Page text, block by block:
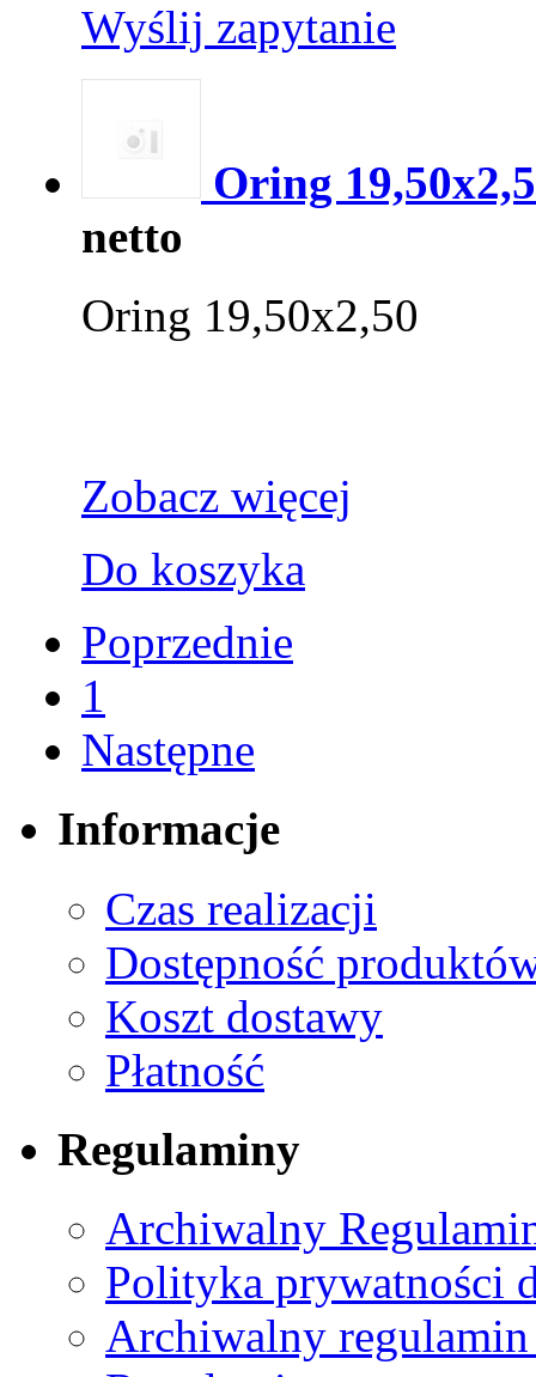
Wyślij zapytanie
Oring
netto
Oring 19,50x2,50
Zobacz więcej
Do koszyka
Poprzednie
1
Następne
Informacje
Czas realizacji
Dostępność
Koszt dostawy
Płatność
Regulaminy
Archiwalny
Polityka prywatności
Archiwalny